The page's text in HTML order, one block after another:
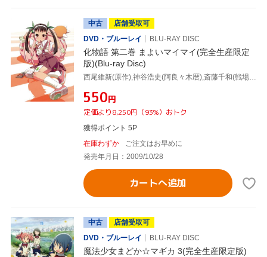
中古
店舗受取可
DVD・ブルーレイ
BLU-RAY DISC
化物語 第二巻 まよいマイマイ(完全生産限定
版)(Blu-ray Disc)
西尾維新(原作),神谷浩史(阿良々木暦),斎藤千和(戦場ヶ原ひたぎ),加藤英美里(八九寺真宵),渡辺明夫(キャラクターデザイン、総作画監督),神前暁(音楽)
¥550円
定価より8,250円（93%）おトク
獲得ポイント 5P
在庫わずか
ご注文はお早めに
発売年月日：2009/10/28
カートへ追加
中古
店舗受取可
DVD・ブルーレイ
BLU-RAY DISC
魔法少女まどか☆マギカ 3(完全生産限定版)